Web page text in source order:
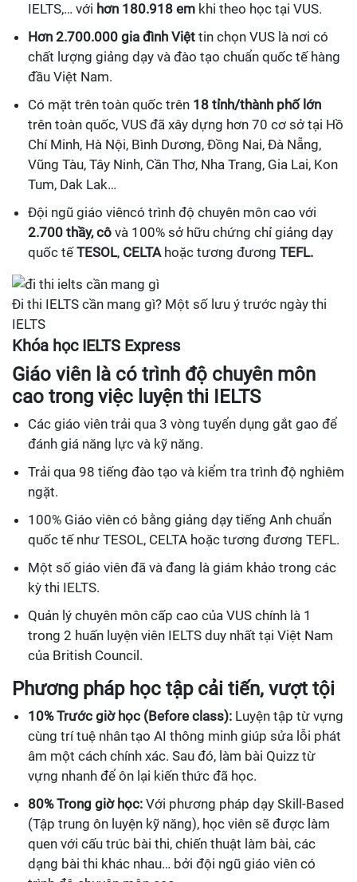
IELTS,… với hơn 180.918 em khi theo học tại VUS.
Hơn 2.700.000 gia đình Việt tin chọn VUS là nơi có
chất lượng giảng dạy và đào tạo chuẩn quốc tế hàng
đầu Việt Nam.
Có mặt trên toàn quốc trên 18 tỉnh/thành phố lớn
trên toàn quốc, VUS đã xây dựng hơn 70 cơ sở tại Hồ
Chí Minh, Hà Nội, Bình Dương, Đồng Nai, Đà Nẵng,
Vũng Tàu, Tây Ninh, Cần Thơ, Nha Trang, Gia Lai, Kon
Tum, Dak Lak…
Đội ngũ giáo viêncó trình độ chuyên môn cao với
2.700 thầy, cô và 100% sở hữu chứng chỉ giảng dạy
quốc tếTESOL, CELTAhoặc tương đương TEFL.
Đi thi IELTS cần mang gì? Một số lưu ý trước ngày thi
IELTS
Khóa học IELTS Express
Giáo viên là có trình độ chuyên môn
cao trong việc luyện thi IELTS
Các giáo viên trải qua 3 vòng tuyển dụng gắt gao để
đánh giá năng lực và kỹ năng.
Trải qua 98 tiếng đào tạo và kiểm tra trình độ nghiêm
ngặt.
100% Giáo viên có bằng giảng dạy tiếng Anh chuẩn
quốc tế như TESOL, CELTA hoặc tương đương TEFL.
Một số giáo viên đã và đang là giám khảo trong các
kỳ thi IELTS.
Quản lý chuyên môn cấp cao của VUS chính là 1
trong 2 huấn luyện viên IELTS duy nhất tại Việt Nam
của British Council.
Phương pháp học tập cải tiến, vượt tội
10% Trước giờ học (Before class): Luyện tập từ vựng
cùng trí tuệ nhân tạo AI thông minh giúp sửa lỗi phát
âm một cách chính xác. Sau đó, làm bài Quizz từ
vựng nhanh để ôn lại kiến thức đã học.
80% Trong giờ học: Với phương pháp dạy Skill-Based
(Tập trung ôn luyện kỹ năng), học viên sẽ được làm
quen với cấu trúc bài thi, chiến thuật làm bài, các
dạng bài thi khác nhau… bởi đội ngũ giáo viên có